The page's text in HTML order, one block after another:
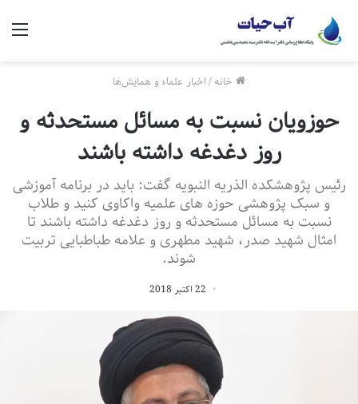
خانه/اخبار علماء و همایش‌ها
حوزویان نسبت به مسائل مستحدثه و
روز دغدغه داشته باشند
رئیس پژوهشکده الذریه النبویه گفت: باید در برنامه آموزشی
و سبک پژوهشی حوزه های علمیه واکاوی کنید و طلاب
نسبت به مسائل مستحدثه و روز دغدغه داشته باشند تا
امثال شهید صدر، شهید مطهری و علامه طباطبایی تربیت
شوند.
22 اکتبر 2018